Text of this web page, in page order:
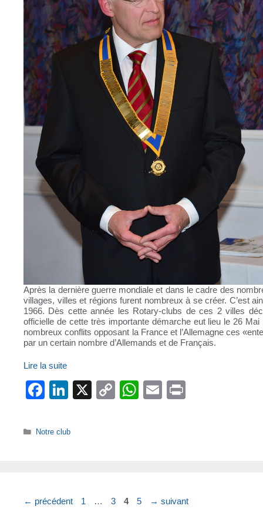
Après la dernière guerre mondiale et dans le cadre des
villages, villes et régions furent nombreux à se créer. C’est
1966. Dès cette année les Rotary-clubs de ces 2 villes
officielle de cette très importante démarche eut lieu le 26
nombreux conflits opposant la France et l’Allemagne ces
par un certain nombre d’Allemands et de Français.
Lire la suite
F
c
o
Li
k
X
C
k
W
p
E
Catégories
Notre club
← précédent Page
1 … Page
3 Page
4 Page
5 → suivant